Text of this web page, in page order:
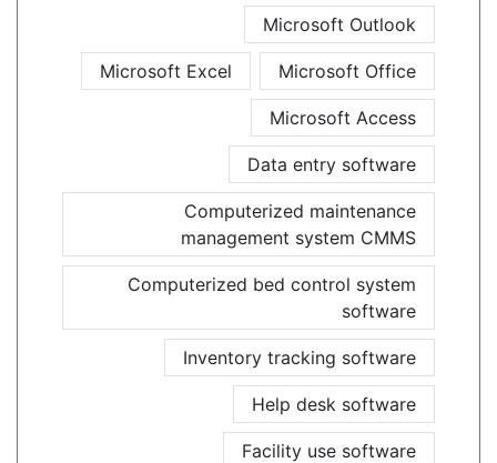
Microsoft Outlook
Microsoft Office
Microsoft Excel
Microsoft Access
Data entry software
Computerized maintenance
management system CMMS
Computerized bed control system
software
Inventory tracking software
Help desk software
Facility use software